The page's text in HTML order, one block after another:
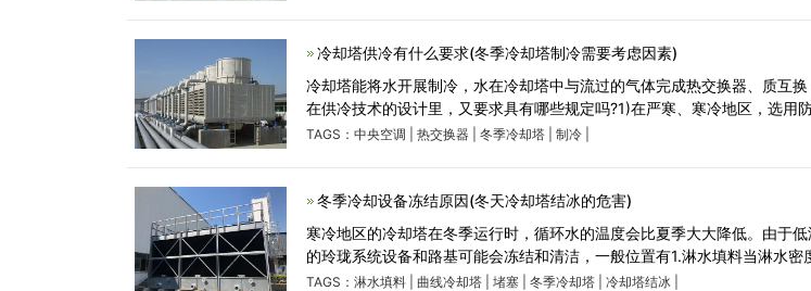
冷却塔供冷有什么要求(冬季冷却塔制冷需要考虑因素)
冷却塔能将水开展制冷，水在冷却塔中与流过的气体完成热交换器、质互
在供冷技术的设计里，又要求具有哪些规定吗?1)在严寒、寒冷地区，选用
TAGS： 中央空调 热交换器 冬季冷却塔 制冷
冬季冷却设备冻结原因(冬天冷却塔结冰的危害)
寒冷地区的冷却塔在冬季运行时，循环水的温度会比夏季大大降低。由于
的玲珑系统设备和路基可能会冻结和清洁，一般位置有1.淋水填料当淋水密
TAGS： 淋水填料 曲线冷却塔 堵塞 冬季冷却塔 冷却塔结冰